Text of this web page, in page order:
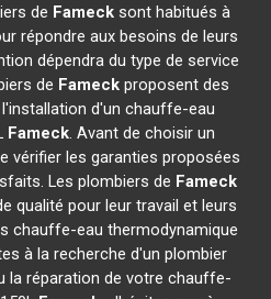
de Famecksont habitués à
répondre aux besoins de leurs
dépendra du type de service
de Fameckproposent des
d'un chauffe-eau
Fameck. Avant de choisir un
vérifier les garanties proposées
Les plombiers de Fameck
qualité pour leur travail et leurs
chauffe-eau thermodynamique
à la recherche d'un plombier
la réparation de votre chauffe-